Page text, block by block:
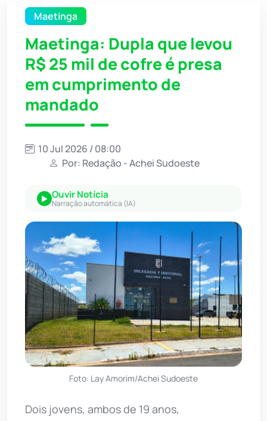
Maetinga
Maetinga: Dupla que levou
R$ 25 mil de cofre é presa
em cumprimento de
mandado
10 Jul 2026 / 08:00
Por: Redação - Achei Sudoeste
Ouvir Notícia
Narração automática (IA)
Foto: Lay Amorim/Achei Sudoeste
Dois jovens, ambos de 19 anos,